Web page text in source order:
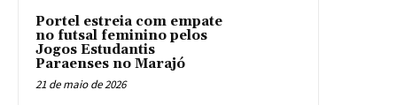
Portel estreia com empate
no futsal feminino pelos
Jogos Estudantis
Paraenses no Marajó
21 de maio de 2026